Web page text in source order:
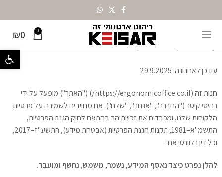
פתח
0
₪0
מדיניות פרטיות
עודכן לאחרונה: 29.9.2025
חנות זה (https://ergonomicoffice.co.il/) ("האתר") מופעל על ידי
רהיטי קיסר ("החברה", "אנחנו", "שלנו"). אנו מחויבים לשמירה על פרטיות
הלקוחות שלנו, ומכבדים את זכויותיהם בהתאם לחוק הגנת הפרטיות,
התשמ"א–1981, תקנות הגנת הפרטיות (אבטחת מידע), התשע"ז–2017,
וכל דין רלוונטי אחר.
להלן נפרט כיצד נאסף המידע, נשמר, משמש, נחשף ומועבר.